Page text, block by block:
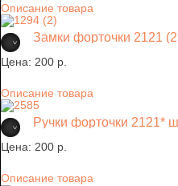
Описание товара
Замки форточки 2121
Цена: 200 p.
Описание товара
Ручки форточки 2121*
Цена: 200 p.
Описание товара